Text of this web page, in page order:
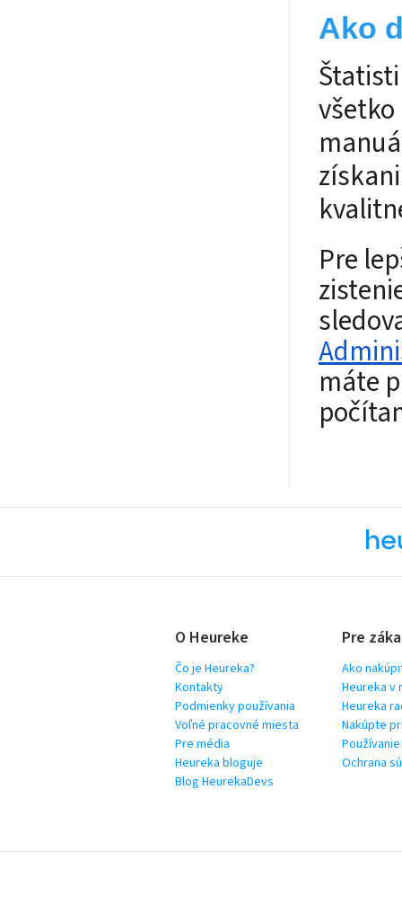
Ako
Pre
máte
O Heureke
Čo je Heureka?
Kontakty
Podmienky používania
Voľné pracovné miesta
Pre média
Heureka bloguje
Blog HeurekaDevs
Pre
Ako
Heureka v
Heureka
Nakúpte
Ochrana